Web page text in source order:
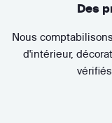
Des
Nous
d'intérieur,